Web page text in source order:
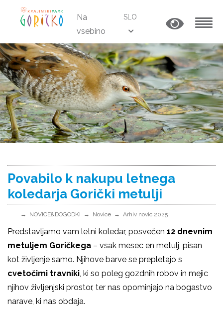
Na
vsebino
SLO
Povabilo k nakupu letnega
koledarja Gorički metulji
NOVICE&DOGODKI Novice Arhiv novic 2025
Predstavljamo vam letni koledar, posvečen 12 dnevnim
metuljem Goričkega – vsak mesec en metulj, pisan
kot življenje samo. Njihove barve se prepletajo s
cvetočimi travniki, ki so poleg gozdnih robov in mejic
njihov življenjski prostor, ter nas opominjajo na bogastvo
narave, ki nas obdaja.